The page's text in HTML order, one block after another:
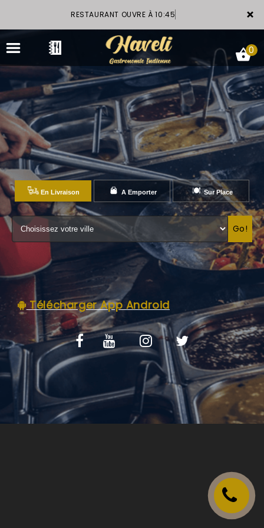
×
RESTAURANT OUVRE À 10:45
ACCUEIL
LA CARTE
VOTRE COMPTE
GALERIE
RÉSERVATION
NOTRE RESTAURANT
VOS AVIS
MENTIONS LÉGALES
0
En Livraison A Emporter Sur Place
Go!
Télécharger App Android